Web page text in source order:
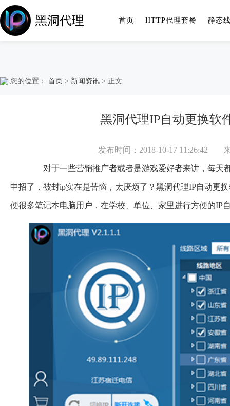
黑洞代理 首页 HTTP代理套餐 静态
您的位置： 首页 > 新闻资讯 > 正文
黑洞代理IP自动更换软
发布时间：2018-10-17 11:26:42
对于一些营销推广者或者是游戏爱好者来讲，每天
中招了，被封ip实在是苦恼，太厌烦了？黑洞代理IP自动更
便很多笔记本电脑用户，在学校、单位、家里进行方便的IP